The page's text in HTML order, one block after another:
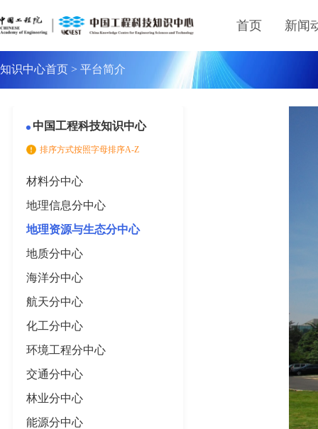
首页 新闻
知识中心首页 > 平台简介
中国工程科技知识中心
排序方式按照字母排序A-Z
材料分中心
地理信息分中心
地理资源与生态分中心
地质分中心
海洋分中心
航天分中心
化工分中心
环境工程分中心
交通分中心
林业分中心
能源分中心